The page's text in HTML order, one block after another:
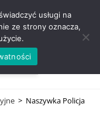
> Naszywka Policja
usługi na
ze strony oznacza,